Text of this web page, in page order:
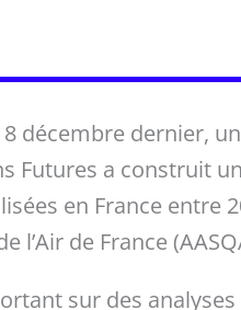
décembre dernier,
Futures a construit
en France entre
l’Air de France
sur des